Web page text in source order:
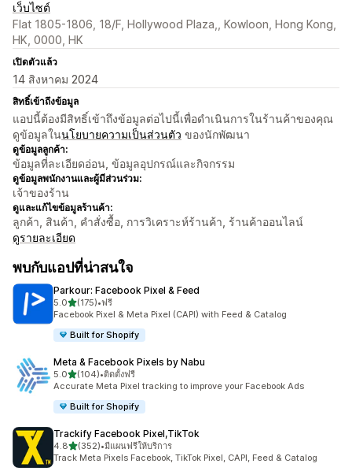
เว็บไซต์
Flat 1805-1806, 18/F, Hollywood Plaza,, Kowloon, Hong Kong,
HK, 0000, HK
เปิดตัวแล้ว
14 สิงหาคม 2024
สิทธิ์เข้าถึงข้อมูล
แอปนี้ต้องมีสิทธิ์เข้าถึงข้อมูลต่อไปนี้เพื่อดำเนินการในร้านค้าของคุณ
ดูข้อมูลในนโยบายความเป็นส่วนตัว ของนักพัฒนา
ดูข้อมูลลูกค้า:
ข้อมูลที่ละเอียดอ่อน, ข้อมูลอุปกรณ์และกิจกรรม
ดูข้อมูลพนักงานและผู้มีส่วนร่วม:
เจ้าของร้าน
ดูและแก้ไขข้อมูลร้านค้า:
ลูกค้า, สินค้า, คำสั่งซื้อ, การวิเคราะห์ร้านค้า, ร้านค้าออนไลน์
ดูรายละเอียด
พบกับแอปที่น่าสนใจ
Parkour: Facebook Pixel & Feed
5.0เต็ม 5 ดาว
(175)
ทั้งหมด 175 รีวิว
•ฟรี
Facebook Pixel & Meta Pixel (CAPI) with Feed & Catalog
Built for Shopify
Meta & Facebook Pixels by Nabu
5.0เต็ม 5 ดาว
(104)
ทั้งหมด 104 รีวิว
•ติดตั้งฟรี
Accurate Meta Pixel tracking to improve your Facebook Ads
Built for Shopify
Trackify Facebook Pixel,TikTok
4.8เต็ม 5 ดาว
(352)
ทั้งหมด 352 รีวิว
•มีแผนฟรีให้บริการ
Track Meta Pixels Facebook, TikTok Pixel, CAPI, Feed & Catalog